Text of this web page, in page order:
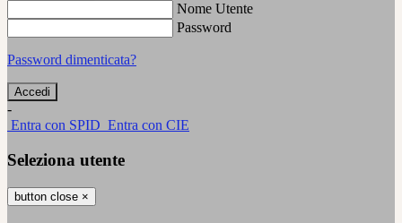
Nome Utente
Password
Password dimenticata?
-
Entra con SPID Entra con CIE
Seleziona utente
button close ×